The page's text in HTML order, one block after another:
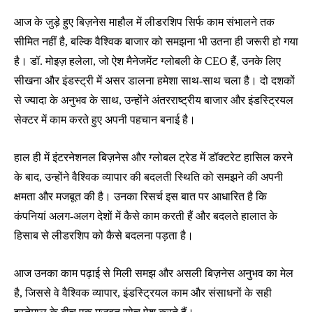
आज के जुड़े हुए बिज़नेस माहौल में लीडरशिप सिर्फ काम संभालने तक
सीमित नहीं है, बल्कि वैश्विक बाजार को समझना भी उतना ही जरूरी हो गया
है। डॉ. मोइज़ हलेला, जो ऐश मैनेजमेंट ग्लोबली के CEO हैं, उनके लिए
सीखना और इंडस्ट्री में असर डालना हमेशा साथ-साथ चला है। दो दशकों
से ज्यादा के अनुभव के साथ, उन्होंने अंतरराष्ट्रीय बाजार और इंडस्ट्रियल
सेक्टर में काम करते हुए अपनी पहचान बनाई है।
हाल ही में इंटरनेशनल बिज़नेस और ग्लोबल ट्रेड में डॉक्टरेट हासिल करने
के बाद, उन्होंने वैश्विक व्यापार की बदलती स्थिति को समझने की अपनी
क्षमता और मजबूत की है। उनका रिसर्च इस बात पर आधारित है कि
कंपनियां अलग-अलग देशों में कैसे काम करती हैं और बदलते हालात के
हिसाब से लीडरशिप को कैसे बदलना पड़ता है।
आज उनका काम पढ़ाई से मिली समझ और असली बिज़नेस अनुभव का मेल
है, जिससे वे वैश्विक व्यापार, इंडस्ट्रियल काम और संसाधनों के सही